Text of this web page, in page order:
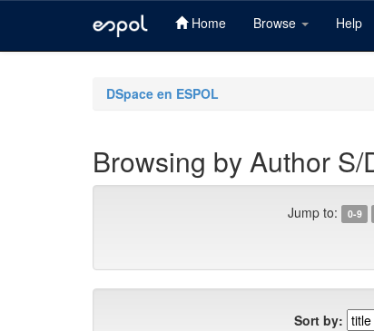
Home Browse Help
DSpace en ESPOL
Browsing by Author S/
Jump to: 0-9
Sort by: